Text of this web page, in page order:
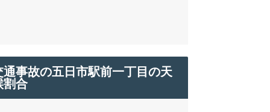
通事故の五日市駅前一丁目の天
割合